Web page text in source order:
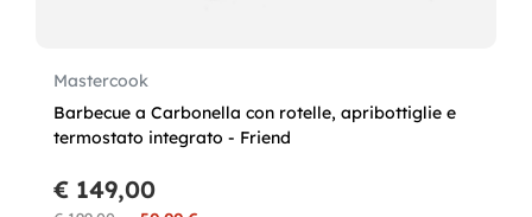
Mastercook
Barbecue a Carbonella con rotelle, apribottiglie e
termostato integrato - Friend
€ 149,00